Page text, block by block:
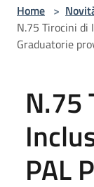
Home >
N.75 Tirocini di
Graduatorie
N.75
PAL